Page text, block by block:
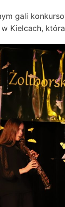
gali
Kielcach,